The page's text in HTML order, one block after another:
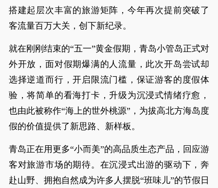
搭建起层次丰富的旅游矩阵，今年再次提前突破了
客流量百万大关，创下新纪录。
就在刚刚结束的“五一”黄金假期，青岛小管岛正式对
外开放，面对假期爆满的人流量，此次开岛尝试却
选择逆道而行，开启限流门槛，保证游客的度假体
验，将简单的看海打卡，升级为沉浸式情绪疗愈，
也由此被称作“海上的世外桃源”，为拔高北方海岛度
假的价值提供了新思路、新样板。
青岛正在用更多“小而美”的高品质生态产品，回应游
客对旅游市场的期待。在沉浸式出游的驱动下，奔
赴山野、拥抱自然成为许多人摆脱“班味儿”的节假日